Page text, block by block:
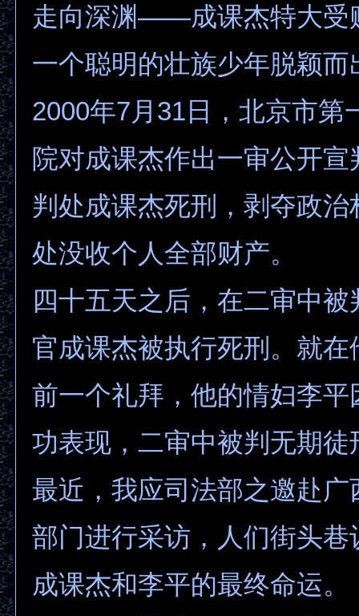
走向深渊——成课杰特大受
一个聪明的壮族少年脱颖而
2000年7月31日，北京市第
院对成课杰作出一审公开
判处成课杰死刑，剥夺政治
处没收个人全部财产。
四十五天之后，在二审中
官成课杰被执行死刑。就在
前一个礼拜，他的情妇李平
功表现，二审中被判无期徒
最近，我应司法部之邀赴广
部门进行采访，人们街头巷
成课杰和李平的最终命运。